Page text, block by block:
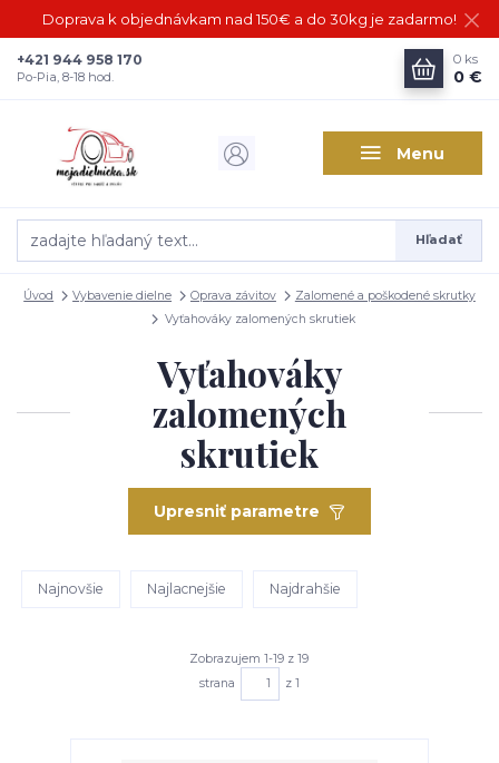
Doprava k objednávkam nad 150€ a do 30kg je zadarmo!
Menu
Hľadať
+421 944 958 170
Po-Pia, 8-18 hod.
0 ks
0 €
Úvod Vybavenie dielne Oprava závitov
Zalomené a poškodené skrutky
Vyťahováky zalomených skrutiek
Vyťahováky
zalomených
skrutiek
Upresniť parametre
Najnovšie Najlacnejšie Najdrahšie
Zobrazujem 1-19 z 19
strana
z 1